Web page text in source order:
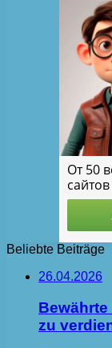
Beliebte Beiträge
26.04.2026
zu